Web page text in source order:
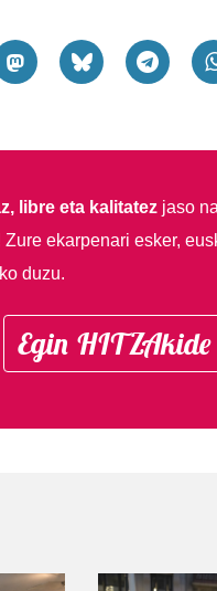
libre eta kalitatezjaso
Zure ekarpenari esker,
duzu.
Egin HITZAkide